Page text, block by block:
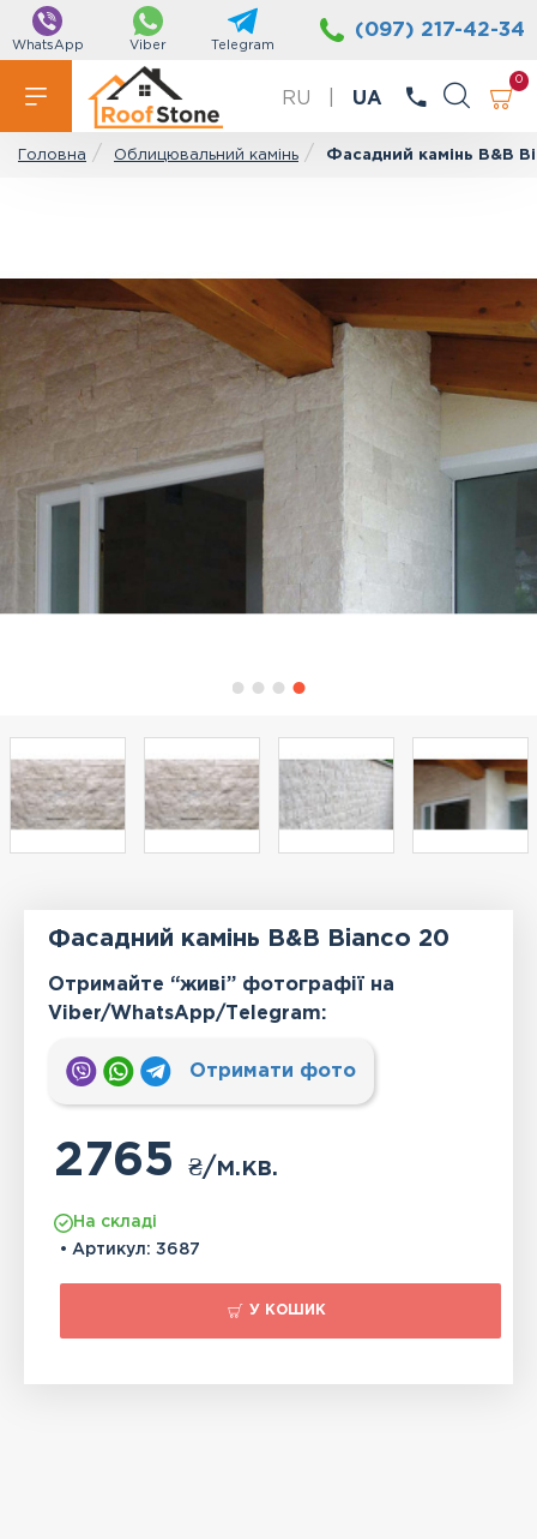
WhatsApp Viber Telegram
(097) 217-42-34
RU UA
0
Головна Облицювальний камінь Фасадний камінь B&B
Фасадний камінь B&B Bianco 20
Отримайте “живі” фотографії на
Viber/WhatsApp/Тelegram:
Отримати фото
2765₴/м.кв.
На складі
• Артикул: 3687
У КОШИК